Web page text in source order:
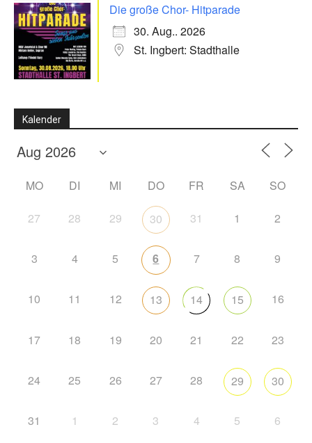
Die große Chor- Hitparade
30. Aug.. 2026
St. Ingbert: Stadthalle
Kalender
MO DI MI DO FR SA SO
27 28 29 30 31 1 2
3 4 5 6 7 8 9
10 11 12 13 14 15 16
17 18 19 20 21 22 23
24 25 26 27 28 29 30
31 1 2 3 4 5 6